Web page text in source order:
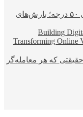
هشدار قرمز هواشناسی برای گرمای ۵۰ درجه؛ بارش‌های
Building
Transforming Online
که هر معامله‌گر